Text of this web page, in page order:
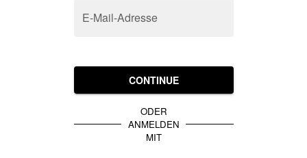
E-Mail-Adresse
CONTINUE
ODER
ANMELDEN
MIT